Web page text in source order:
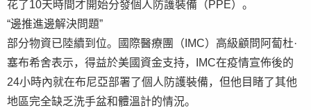
花了10天時間才開始分發個人防護裝備（PPE）。
“邊推進邊解決問題”
部分物資已陸續到位。國際醫療團（IMC）高級顧問阿蔔杜·
塞布希舍表示，得益於美國資金支持，IMC在疫情宣佈後的
24小時內就在布尼亞部署了個人防護裝備，但他目睹了其他
地區完全缺乏洗手盆和體溫計的情況。